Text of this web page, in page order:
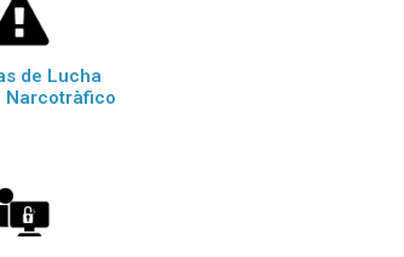
de Lucha
Narcotràfico